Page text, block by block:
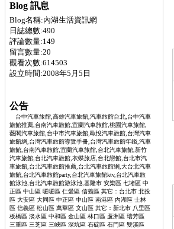
Blog 訊息
Blog名稱:內湖生活資訊網
日誌總數:490
評論數量:149
留言數量:20
觀看次數:614503
設立時間:2008年5月5日
公告
台中汽車旅館,高雄汽車旅館,汽車旅館台北,台中汽車
旅館推薦,台南汽車旅館,宜蘭汽車旅館,桃園汽車旅館,
薇閣汽車旅館,台中市汽車旅館,歐悅汽車旅館,台灣汽車
旅館網,台灣汽車旅館導覽手冊,台灣汽車旅館年鑑,汽車
旅館,台南汽車旅館,宜蘭汽車旅館,台北汽車旅館,新竹
汽車旅館,台北汽車旅館,衣蝶旅店,台北戀館,台北市汽
車旅館,台北汽車旅館推薦,台北汽車旅館網,大台北汽車
旅館,台北汽車旅館party,台北汽車旅館ktv,台北汽車旅
館泳池,台北汽車旅館游泳池,基隆市 安樂區 七堵區 中
正區 中山區 暖暖區 仁愛區 信義區 其它：台北市 北投
區 大安區 大同區 中正區 中山區 南港區 內湖區 士林
區 信義區 松山區 萬華區 文山區 其它：新北市 八里區
板橋區 淡水區 中和區 金山區 林口區 蘆洲區 瑞芳區
三重區 三芝區 三峽區 深坑區 石碇區 石門區 雙溪區